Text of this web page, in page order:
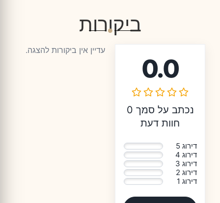
ביקורות
0.0
נכתב על סמך 0
חוות דעת
דירוג 5
דירוג 4
דירוג 3
דירוג 2
דירוג 1
עדיין אין ביקורות להצגה.